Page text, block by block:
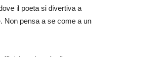
il poeta si divertiva a
Non pensa a se come a un